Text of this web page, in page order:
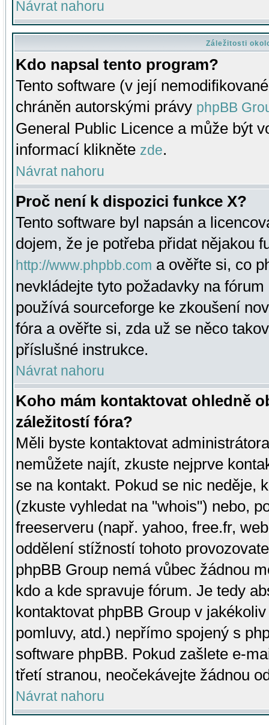
Návrat nahoru
Záležitosti
Kdo napsal tento program?
Tento software (v její
chráněn autorskými právy phpBB
General Public Licence a může být
informací klikněte zde.
Návrat nahoru
Proč není k dispozici funkce X?
Tento software byl napsán a
dojem, že je potřeba přidat nějakou
http://www.phpbb.com a ověřte si, co
nevkládejte tyto požadavky na
používá sourceforge ke zkoušení
fóra a ověřte si, zda už se něco
příslušné instrukce.
Návrat nahoru
Koho mám kontaktovat ohledně
záležitostí fóra?
Měli byste kontaktovat
nemůžete najít, zkuste nejprve
se na kontakt. Pokud se nic neděje,
(zkuste vyhledat na "whois") nebo,
freeserveru (např. yahoo, free.fr,
oddělení stížností tohoto
phpBB Group nemá vůbec žádnou
kdo a kde spravuje fórum. Je tedy
kontaktovat phpBB Group v
pomluvy, atd.) nepřímo spojený s
software phpBB. Pokud zašlete e-
třetí stranou, neočekávejte žádnou
Návrat nahoru